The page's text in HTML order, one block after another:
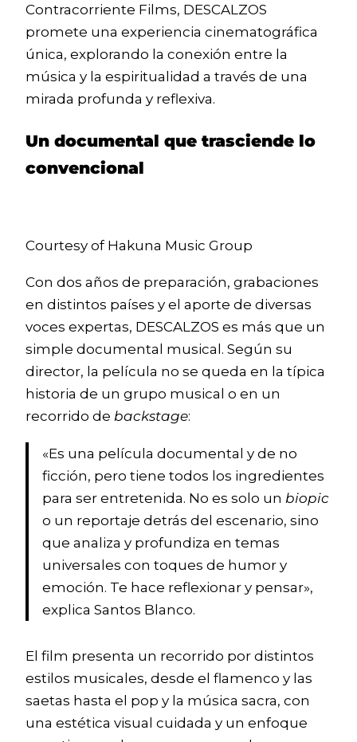
Contracorriente Films, DESCALZOS
promete una experiencia cinematográfica
única, explorando la conexión entre la
música y la espiritualidad a través de una
mirada profunda y reflexiva.
Un documental que trasciende lo
convencional
Courtesy of Hakuna Music Group
Con dos años de preparación, grabaciones
en distintos países y el aporte de diversas
voces expertas, DESCALZOS es más que un
simple documental musical. Según su
director, la película no se queda en la típica
historia de un grupo musical o en un
recorrido de backstage:
«Es una película documental y de no
ficción, pero tiene todos los ingredientes
para ser entretenida. No es solo un biopic
o un reportaje detrás del escenario, sino
que analiza y profundiza en temas
universales con toques de humor y
emoción. Te hace reflexionar y pensar»,
explica Santos Blanco.
El film presenta un recorrido por distintos
estilos musicales, desde el flamenco y las
saetas hasta el pop y la música sacra, con
una estética visual cuidada y un enfoque